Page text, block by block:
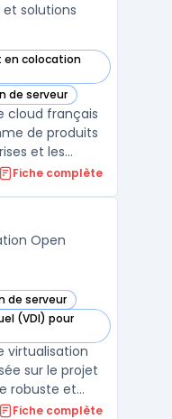
solutions
en colocation
de serveur
cloud français
de produits
et les
ans, la
de
Fiche complète
Open
de serveur
(VDI) pour
virtualisation
sur le projet
robuste et
Fiche complète